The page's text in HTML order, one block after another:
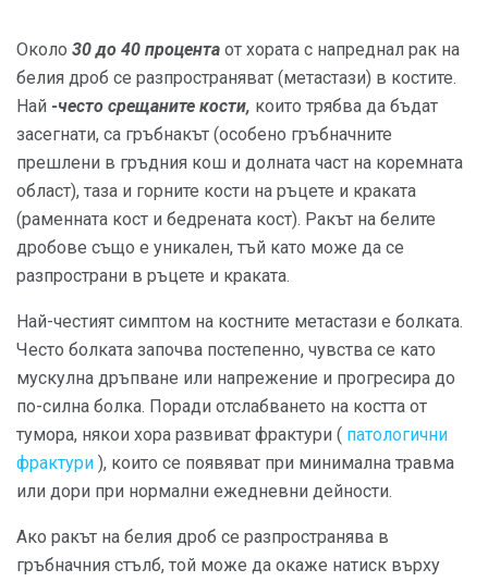
Около 30 до 40 процента от хората с напреднал рак на
белия дроб се разпространяват (метастази) в костите.
Най -често срещаните кости, които трябва да бъдат
засегнати, са гръбнакът (особено гръбначните
прешлени в гръдния кош и долната част на коремната
област), таза и горните кости на ръцете и краката
(раменната кост и бедрената кост). Ракът на белите
дробове също е уникален, тъй като може да се
разпространи в ръцете и краката.
Най-честият симптом на костните метастази е болката.
Често болката започва постепенно, чувства се като
мускулна дръпване или напрежение и прогресира до
по-силна болка. Поради отслабването на костта от
тумора, някои хора развиват фрактури ( патологични
фрактури ), които се появяват при минимална травма
или дори при нормални ежедневни дейности.
Ако ракът на белия дроб се разпространява в
гръбначния стълб, той може да окаже натиск върху